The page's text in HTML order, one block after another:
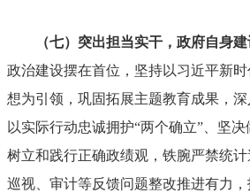
（七）突出担当实干，政府自身建
政治建设摆在首位，坚持以习近平新
想为引领，巩固拓展主题教育成果，深
以实际行动忠诚拥护“两个确立” 、坚决
树立和践行正确政绩观，铁腕严禁统计
巡视、审计等反馈问题整改推进有力